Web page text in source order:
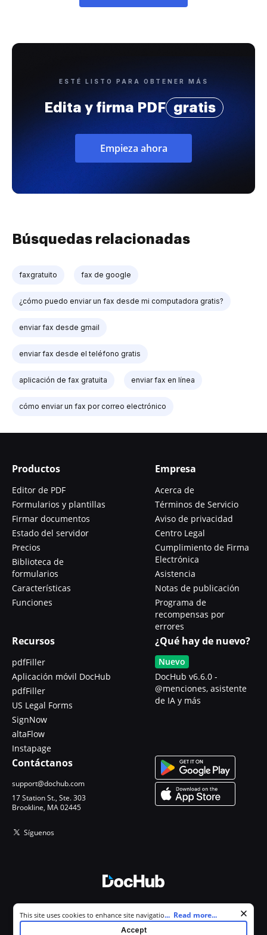
ESTÉ LISTO PARA OBTENER MÁS
Edita y firma PDF gratis
Empieza ahora
Búsquedas relacionadas
faxgratuito fax de google
¿cómo puedo enviar un fax desde mi computadora gratis?
enviar fax desde gmail
enviar fax desde el teléfono gratis
aplicación de fax gratuita enviar fax en línea
cómo enviar un fax por correo electrónico
Productos
Editor de PDF
Formularios y plantillas
Firmar documentos
Estado del servidor
Precios
Biblioteca de
formularios
Características
Funciones
Empresa
Acerca de
Términos de Servicio
Aviso de privacidad
Centro Legal
Cumplimiento de Firma
Electrónica
Asistencia
Notas de publicación
Programa de
recompensas por
errores
Recursos
pdfFiller
Aplicación móvil DocHub
pdfFiller
US Legal Forms
SignNow
altaFlow
Instapage
¿Qué hay de nuevo?
Nuevo
DocHub v6.6.0 -
@menciones, asistente
de IA y más
Contáctanos
support@dochub.com
17 Station St., Ste. 303
Brookline, MA 02445
Síguenos
Todos los derechos reservados.
Cookie consent notice
This site uses cookies to enhance site navigation and personalize
your experience. By using this site you agree to our use of cookies as
... Read more...
Accept